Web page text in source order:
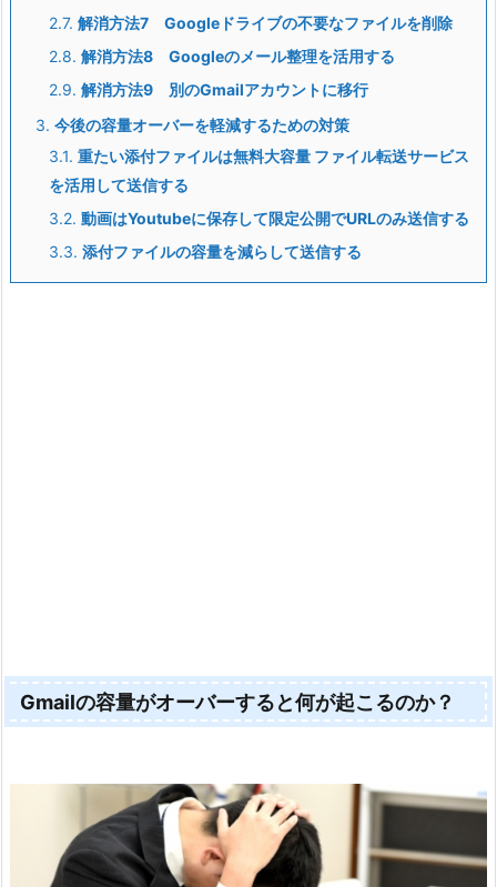
2.7. 解消方法7 Googleドライブの不要なファイルを削除
2.8. 解消方法8 Googleのメール整理を活用する
2.9. 解消方法9 別のGmailアカウントに移行
3. 今後の容量オーバーを軽減するための対策
3.1. 重たい添付ファイルは無料大容量 ファイル転送サービス
を活用して送信する
3.2. 動画はYoutubeに保存して限定公開でURLのみ送信する
3.3. 添付ファイルの容量を減らして送信する
Gmailの容量がオーバーすると何が起こるのか？